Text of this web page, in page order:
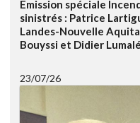
Emission spéciale
sinistrés : Patrice
Landes-Nouvelle
Bouyssi et Didier
23/07/26